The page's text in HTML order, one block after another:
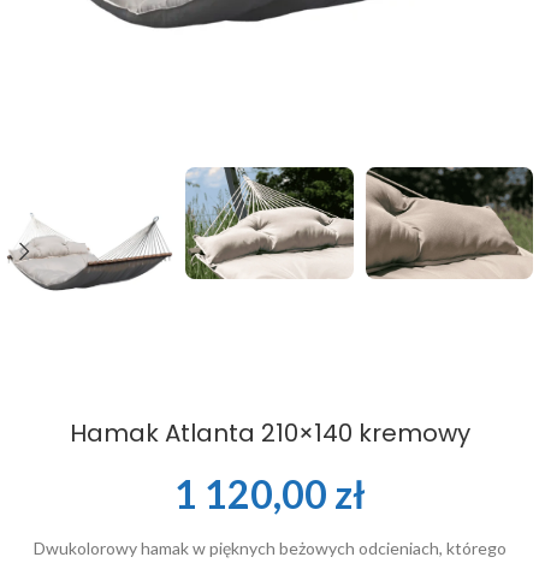
Hamak Atlanta 210×140 kremowy
1 120,00 zł
Dwukolorowy hamak w pięknych beżowych odcieniach, którego